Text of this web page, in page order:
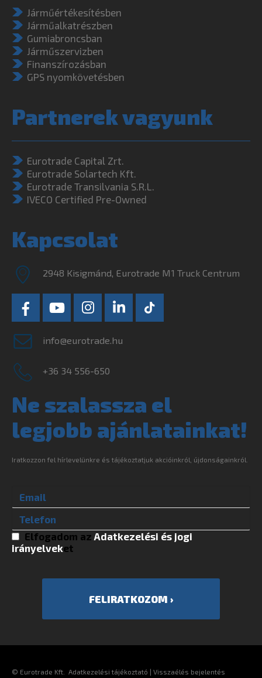
Járműértékesítésben
Járműalkatrészben
Gumiabroncsban
Járműszervizben
Finanszírozásban
GPS nyomkövetésben
Partnerek vagyunk
Eurotrade Capital Zrt.
Eurotrade Solartech Kft.
Eurotrade Transilvania S.R.L.
IVECO Certified Pre-Owned
Kapcsolat
2948 Kisigmánd, Eurotrade M1 Truck Centrum
info@eurotrade.hu
+36 34 556-650
Ne szalassza el
legjobb ajánlatainkat!
Iratkozzon fel hírlevelünkre és tájékoztatjuk akcióinkról, újdonságainkról.
Elfogadom az Adatkezelési és jogi
irányelveket
© Eurotrade Kft. Adatkezelési tájékoztató | Visszaélés bejelentés